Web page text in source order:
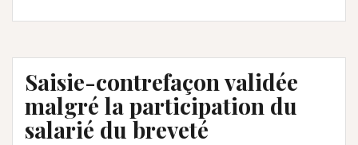
Saisie-contrefaçon validée
malgré la participation du
salarié du breveté